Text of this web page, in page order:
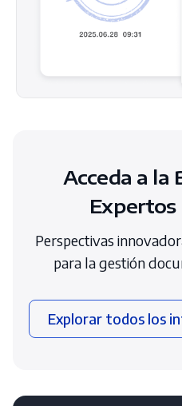
Acceda a la
Expertos
Perspectivas
para la gestión
Explorar todos los